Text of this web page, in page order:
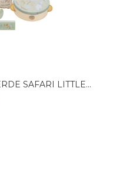
SAFARI LITTLE...